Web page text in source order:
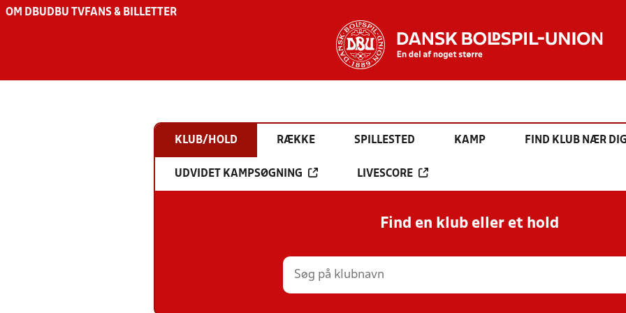
OM DBU DBU TV FANS & BILLETTER
KLUB/HOLD RÆKKE SPILLESTED KAMP FIND KLUB NÆR
UDVIDET KAMPSØGNING LIVESCORE
Find en klub eller et hold